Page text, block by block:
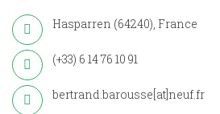
Hasparren (64240), France
(+33) 6 14 76 10 91
bertrand.barousse[at]neuf.fr